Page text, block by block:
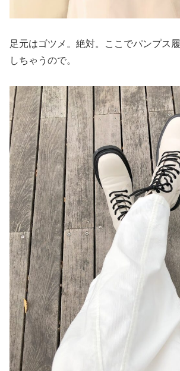
足元はゴツメ。絶対。ここでパンプス
しちゃうので。